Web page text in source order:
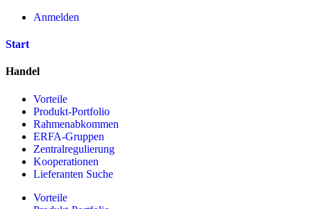
Anmelden
Start
Handel
Vorteile
Produkt-Portfolio
Rahmenabkommen
ERFA-Gruppen
Zentralregulierung
Kooperationen
Lieferanten Suche
Vorteile